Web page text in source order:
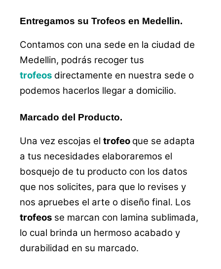
Entregamos su Trofeos en Medellin.
Contamos con una sede en la ciudad de
Medellin, podrás recoger tus
trofeos directamente en nuestra sede o
podemos hacerlos llegar a domicilio.
Marcado del Producto.
Una vez escojas el trofeo que se adapta
a tus necesidades elaboraremos el
bosquejo de tu producto con los datos
que nos solicites, para que lo revises y
nos apruebes el arte o diseño final. Los
trofeos se marcan con lamina sublimada,
lo cual brinda un hermoso acabado y
durabilidad en su marcado.